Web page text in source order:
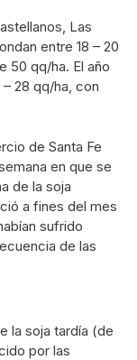
Las
entre 18 – 20
50 qq/ha. El año
– 28 qq/ha, con
de Santa Fe
en que se
de la soja
a fines del mes
sufrido
de las
la soja tardía (de
por las